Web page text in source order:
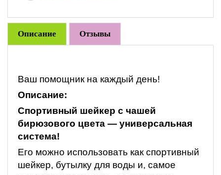
Описание Отзывы
Ваш помощник на каждый день!
Описание:
Спортивный шейкер с чашей
бирюзового цвета — универсальная
система!
Его можно использовать как спортивный
шейкер, бутылку для воды и, самое